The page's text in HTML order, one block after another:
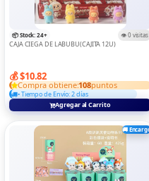
📦 Stock: 24+ 👁️ 0 visitas
CAJA CIEGA DE LABUBU(CAJITA 12U)
💰 $10.82
Compra obtiene:108puntos
• Tiempo de Envío: 2 días
Agregar al Carrito
🚚